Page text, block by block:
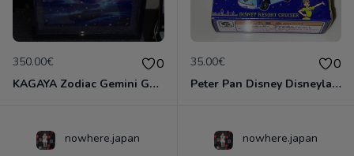
350.00€ 0
KAGAYA Zodiac Gemini Gemeaux Japon Art Lithograph Lithographie Original & Certificat
35.00€ 0
Peter Pan Disney Disneyland sea officiel Japon tomika véhicule vehicle collection 2023 golden ship resort cruiser
nowhere.japan nowhere.japan